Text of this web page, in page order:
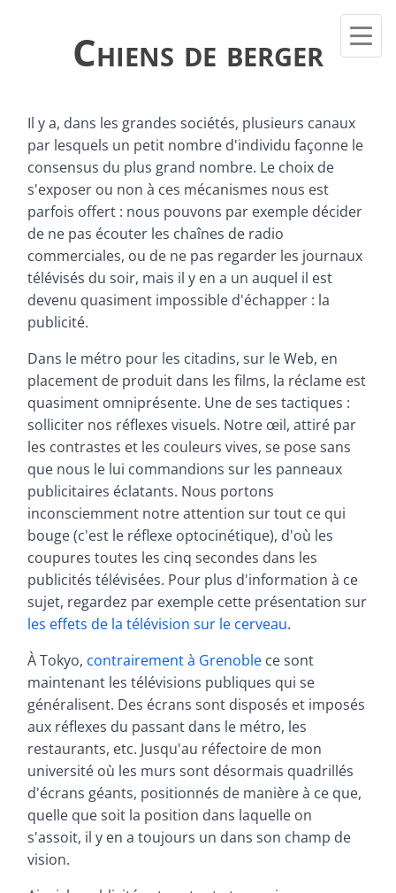
Chiens de berger
Il y a, dans les grandes sociétés, plusieurs canaux
par lesquels un petit nombre d'individu façonne le
consensus du plus grand nombre. Le choix de
s'exposer ou non à ces mécanismes nous est
parfois offert : nous pouvons par exemple décider
de ne pas écouter les chaînes de radio
commerciales, ou de ne pas regarder les journaux
télévisés du soir, mais il y en a un auquel il est
devenu quasiment impossible d'échapper : la
publicité.
Dans le métro pour les citadins, sur le Web, en
placement de produit dans les films, la réclame est
quasiment omniprésente. Une de ses tactiques :
solliciter nos réflexes visuels. Notre œil, attiré par
les contrastes et les couleurs vives, se pose sans
que nous le lui commandions sur les panneaux
publicitaires éclatants. Nous portons
inconsciemment notre attention sur tout ce qui
bouge (c'est le réflexe optocinétique), d'où les
coupures toutes les cinq secondes dans les
publicités télévisées. Pour plus d'information à ce
sujet, regardez par exemple cette présentation sur
les effets de la télévision sur le cerveau.
À Tokyo, contrairement à Grenoblece sont
maintenant les télévisions publiques qui se
généralisent. Des écrans sont disposés et imposés
aux réflexes du passant dans le métro, les
restaurants, etc. Jusqu'au réfectoire de mon
université où les murs sont désormais quadrillés
d'écrans géants, positionnés de manière à ce que,
quelle que soit la position dans laquelle on
s'assoit, il y en a toujours un dans son champ de
vision.